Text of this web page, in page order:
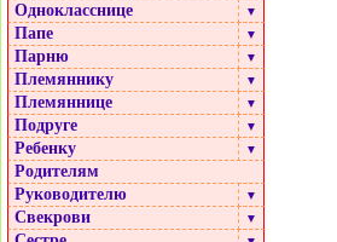
Однокласснице ▼
Папе ▼
Парню ▼
Племяннику ▼
Племяннице ▼
Подруге ▼
Ребенку ▼
Родителям
Руководителю
▼
Свекрови ▼